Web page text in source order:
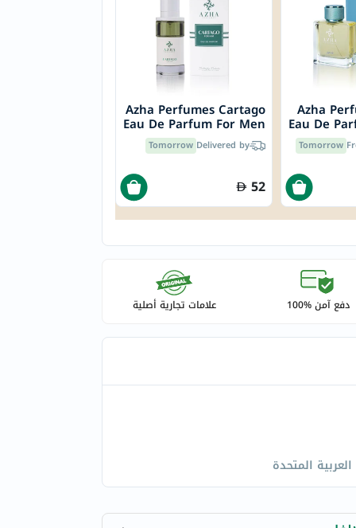
Azha Perfumes Cartago
Eau De Parfum For Men
100ml
Delivered by
Tomorrow
52
Azha
Eau De
Tomorrow
دفع آمن %100 علامات تجارية أصلية
المتحدة